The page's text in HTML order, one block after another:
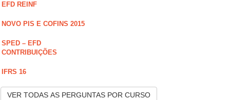
EFD REINF
NOVO PIS E COFINS 2015
SPED – EFD
CONTRIBUIÇÕES
IFRS 16
VER TODAS AS PERGUNTAS POR CURSO